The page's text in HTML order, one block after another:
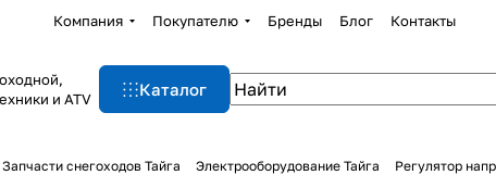
Компания Покупателю Бренды Блог Контакты
и ATV
Каталог
Запчасти снегоходов Тайга Электрооборудование Тайга Регулятор